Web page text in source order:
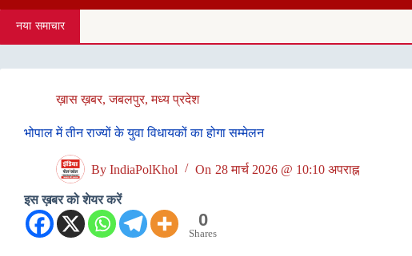
नया समाचार
ख़ास ख़बर,जबलपुर,मध्य प्रदेश
भोपाल में तीन राज्यों के युवा विधायकों का होगा सम्मेलन
By IndiaPolKhol On 28 मार्च 2026 @ 10:10 अपराह्न
इस ख़बर को शेयर करें
0
Shares